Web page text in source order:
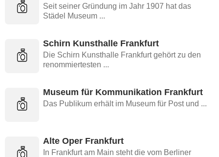
Seit seiner Gründung im Jahr 1907 hat das
Städel Museum ...
Schirn Kunsthalle Frankfurt
Die Schirn Kunsthalle Frankfurt gehört zu den
renommiertesten ...
Museum für Kommunikation Frankfurt
Das Publikum erhält im Museum für Post und ...
Alte Oper Frankfurt
In Frankfurt am Main steht die vom Berliner